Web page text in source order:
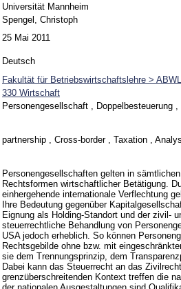
Universität Mannheim
Spengel, Christoph
25 Mai 2011
Deutsch
Fakultät für Betriebswirtschaftslehre >
330 Wirtschaft
Personengesellschaft , Doppelbesteuerung
partnership , Cross-border , Taxation ,
Personengesellschaften gelten in
Rechtsformen wirtschaftlicher Betätigung.
einhergehende internationale Verflechtung
Ihre Bedeutung gegenüber
Eignung als Holding-Standort und der zivil-
steuerrechtliche Behandlung von
USA jedoch erheblich. So können
Rechtsgebilde ohne bzw. mit
sie dem Trennungsprinzip, dem
Dabei kann das Steuerrecht an das
grenzüberschreitenden Kontext treffen die